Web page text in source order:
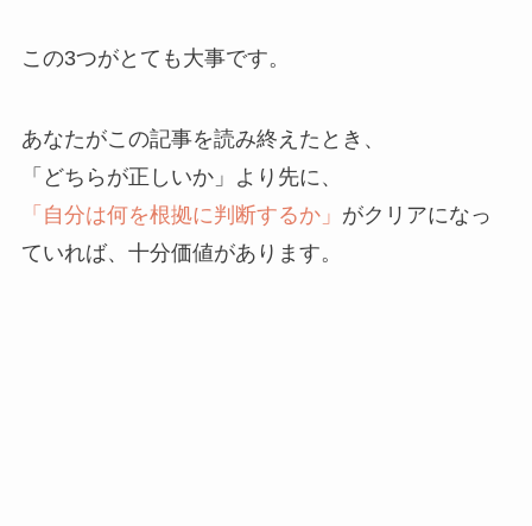
この3つがとても大事です。
あなたがこの記事を読み終えたとき、
「どちらが正しいか」より先に、
「自分は何を根拠に判断するか」 がクリアになっ
ていれば、十分価値があります。